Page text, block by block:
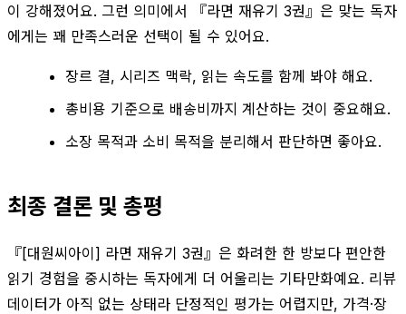
이 강해졌어요. 그런 의미에서 『라면 재유기 3권』은 맞는 독자
에게는 꽤 만족스러운 선택이 될 수 있어요.
장르 결, 시리즈 맥락, 읽는 속도를 함께 봐야 해요.
총비용 기준으로 배송비까지 계산하는 것이 중요해요.
소장 목적과 소비 목적을 분리해서 판단하면 좋아요.
최종 결론 및 총평
『[대원씨아이] 라면 재유기 3권』은 화려한 한 방보다 편안한
읽기 경험을 중시하는 독자에게 더 어울리는 기타만화예요. 리뷰
데이터가 아직 없는 상태라 단정적인 평가는 어렵지만, 가격·장